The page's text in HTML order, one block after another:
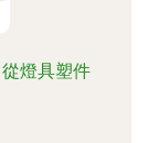
燈具塑件